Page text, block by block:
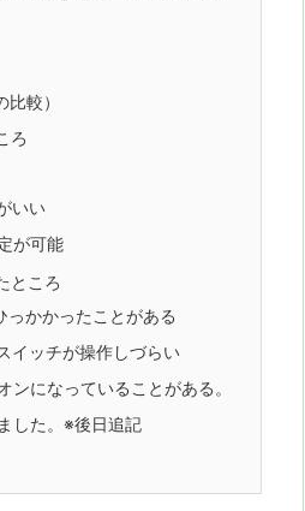
較）
ろ
いい
が可能
ところ
っかかったことがある
イッチが操作しづらい
ンになっていることがある。
した。※後日追記